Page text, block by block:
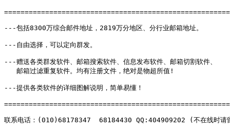
---包括8300万综合邮件地址，2819万分地区、分行业邮箱地址。
---自由选择，可以定向群发。
---赠送各类群发软件、邮箱搜索软件、信息发布软件、邮箱切割软件、
   邮箱过滤重复软件。均有注册文件，绝对是物超所值!
---提供各类软件的详细图解说明，简单易懂！
联系电话：(010)68178347  68184430 QQ:404909202 (不在线时请